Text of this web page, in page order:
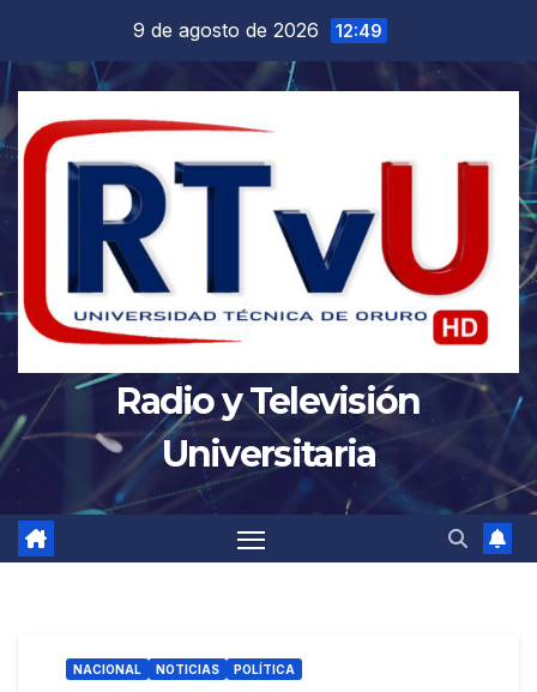
contenido
9 de agosto de 2026 12:49
Radio y Televisión
Universitaria
NACIONAL NOTICIAS POLÍTICA